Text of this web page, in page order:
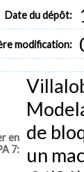
Date du dépôt:
modification:
en
7:
de
un